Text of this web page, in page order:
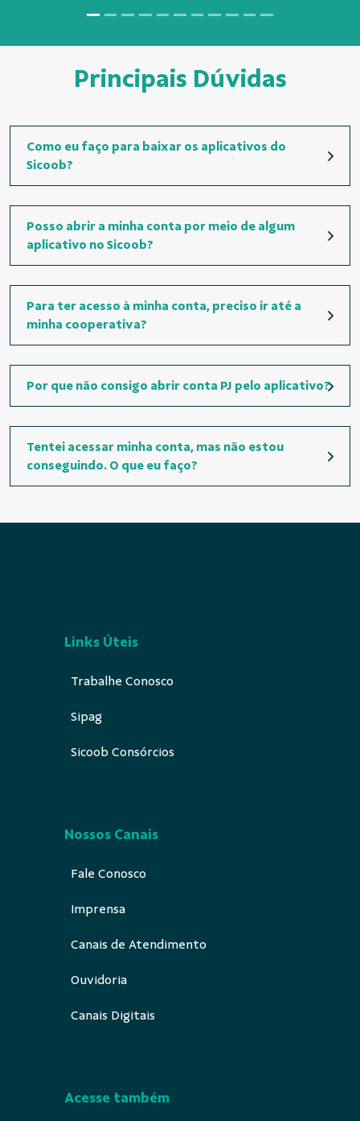
Principais Dúvidas
Como eu faço para baixar os aplicativos do
Sicoob?
Posso abrir a minha conta por meio de algum
aplicativo no Sicoob?
Para ter acesso à minha conta, preciso ir até a
minha cooperativa?
Por que não consigo abrir conta PJ pelo aplicativo?
Tentei acessar minha conta, mas não estou
conseguindo. O que eu faço?
Links Úteis
Trabalhe Conosco
Sipag
Sicoob Consórcios
Nossos Canais
Fale Conosco
Imprensa
Canais de Atendimento
Ouvidoria
Canais Digitais
Acesse também